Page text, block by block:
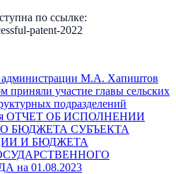
по ссылке:
patent-2022
администрации М.А. Хапиштов
приняли участие главы сельских
подразделений
ОТЧЕТ ОБ ИСПОЛНЕНИИ
БЮДЖЕТА СУБЪЕКТА
И БЮДЖЕТА
01.08.2023